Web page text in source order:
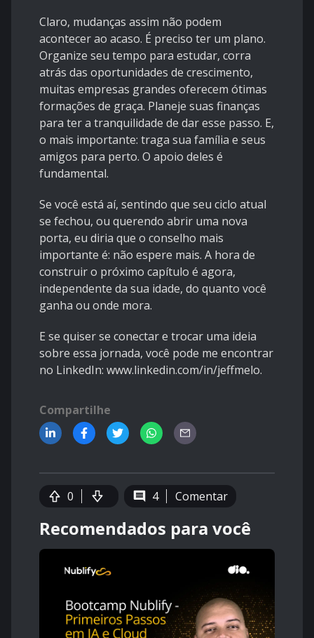
Claro, mudanças assim não podem
acontecer ao acaso. É preciso ter um plano.
Organize seu tempo para estudar, corra
atrás das oportunidades de crescimento,
muitas empresas grandes oferecem ótimas
formações de graça. Planeje suas finanças
para ter a tranquilidade de dar esse passo. E,
o mais importante: traga sua família e seus
amigos para perto. O apoio deles é
fundamental.
Se você está aí, sentindo que seu ciclo atual
se fechou, ou querendo abrir uma nova
porta, eu diria que o conselho mais
importante é: não espere mais. A hora de
construir o próximo capítulo é agora,
independente da sua idade, do quanto você
ganha ou onde mora.
E se quiser se conectar e trocar uma ideia
sobre essa jornada, você pode me encontrar
no LinkedIn: www.linkedin.com/in/jeffmelo.
Compartilhe
0 4 Comentar
Recomendados para você